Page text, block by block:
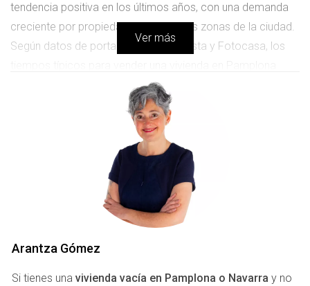
tendencia positiva en los últimos años, con una demanda
creciente por propiedades en diversas zonas de la ciudad.
Según datos de portales como Idealista y Fotocasa, los
oscilan entre dos y tres meses, dependiendo de la
ubicación y el tipo de propiedad. Las áreas más solicitadas
incluyen Iturrama y el centro histórico, donde los precios
han mantenido su estabilidad, mientras que zonas como
Valle de Egüés ofrecen un atractivo especial para familias
que buscan espacios más amplios. Es importante tener en
cuenta que la demanda también varía según el perfil del
comprador. Muchos jóvenes profesionales buscan
apartamentos pequeños y modernos, mientras que las
significa que si estás pensando en vender tu casa, conocer
Ver más
Arantza Gómez
Si tienes una vivienda vacía en Pamplona o Navarra y no